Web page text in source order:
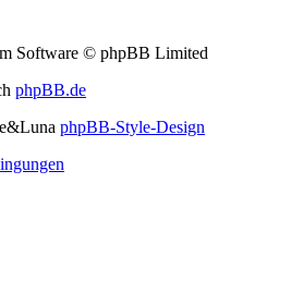
Software © phpBB Limited
phpBB.de
phpBB-Style-Design